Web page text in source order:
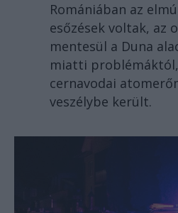
Romániában az
esőzések voltak, az
mentesül a Duna
miatti
cernavodai
veszélybe került.